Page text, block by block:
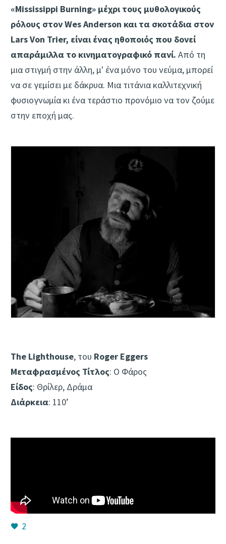
«Mississippi Burning» μέχρι τους μυθολογικούς
ρόλους στον Wes Anderson και τα σκοτάδια στον
Lars Von Trier, είναι ένας ηθοποιός που δονεί
απαράμιλλα το κινηματογραφικό πανί. Από τη
μια στιγμή στην άλλη, μ' ένα μόνο του νεύμα, μπορεί
να σε γεμίσει με δάκρυα. Μια τιτάνια καλλιτεχνική
φυσιογνωμία κι ένα τεράστιο προνόμιο να τον ζούμε
στην εποχή μας.
The Lighthouse, του Roger Eggers
Μεταφρασμένος Τίτλος: Ο Φάρος
Είδος: Θρίλερ, Δράμα
Διάρκεια: 110’
2